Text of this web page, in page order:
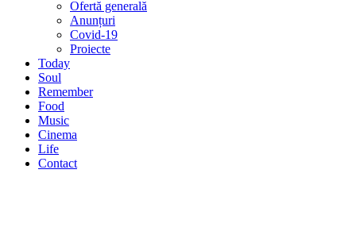
Ofertă generală
Anunțuri
Covid-19
Proiecte
Today
Soul
Remember
Food
Music
Cinema
Life
Contact